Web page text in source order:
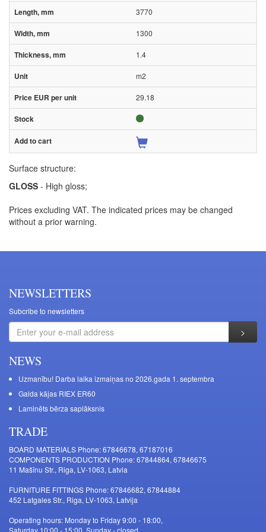
3770
1300
1.4
m2
29.18
Surface structure:
GLOSS - High gloss;
Prices excluding VAT. The indicated prices may be changed
without a prior warning.
NEWSLETTERS
Subcribe to newsletters
NEWS
Uzmanību! Darba laika izmaiņas no 2026.gada 1. septembra
Galda kājas RIEX ER60
Laminēts bērza saplāksnis
TRADE
BOARD MATERIALS Phone: 67846678, 67187016
COMPONENTS PRODUCTION Phone: 67844864, 67846675
11 Mašīnu Str., Riga, LV-1063, Latvia
FURNITURE FITTINGS Phone: 67846682, 67844884
452 Latgales Str., Riga, LV-1063, Latvija
Operating hours: Monday to Friday 9:00 - 18:00,